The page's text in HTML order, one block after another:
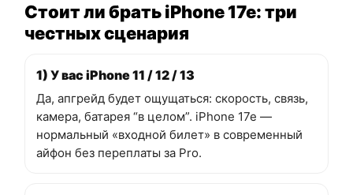
Стоит ли брать iPhone 17e: три
честных сценария
1) У вас iPhone 11 / 12 / 13
Да, апгрейд будет ощущаться: скорость, связь,
камера, батарея “в целом”. iPhone 17e —
нормальный «входной билет» в современный
айфон без переплаты за Pro.